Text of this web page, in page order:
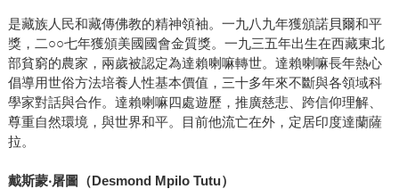
是藏族人民和藏傳佛教的精神領袖。一九八九年獲頒諾貝爾和平
獎，二○○七年獲頒美國國會金質獎。一九三五年出生在西藏東北
部貧窮的農家，兩歲被認定為達賴喇嘛轉世。達賴喇嘛長年熱心
倡導用世俗方法培養人性基本價值，三十多年來不斷與各領域科
學家對話與合作。達賴喇嘛四處遊歷，推廣慈悲、跨信仰理解、
尊重自然環境，與世界和平。目前他流亡在外，定居印度達蘭薩
拉。
戴斯蒙‧屠圖（Desmond Mpilo Tutu）